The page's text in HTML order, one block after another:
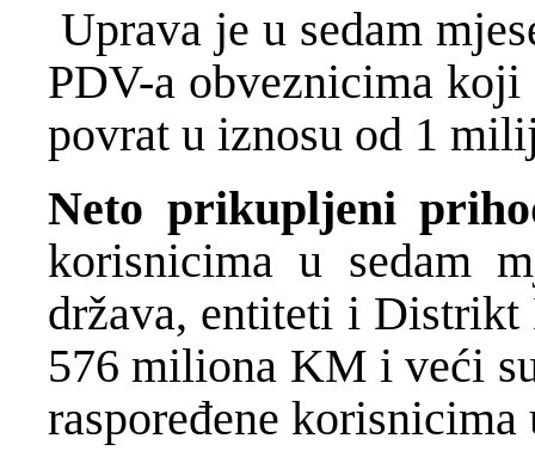
Uprava je u sedam
PDV-a obveznicima
povrat u iznosu od 1
Neto prikupljeni
korisnicima u sedam
država, entiteti i
576 miliona KM i veći
raspoređene